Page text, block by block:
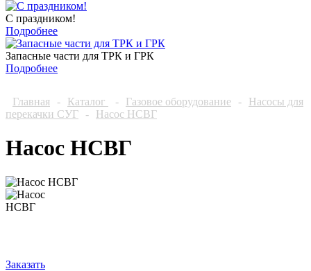
С праздником!
Подробнее
Запасные части для ТРК и ГРК
Подробнее
Главная - Каталог - Газовое оборудование -
Насосы для
перекачки СУГ
- Насос НСВГ
Насос НСВГ
Заказать